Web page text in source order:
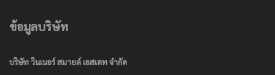
ข้อมูลบริษัท
บริษัท วินเนอร์ สมายล์ เอสเตท จำกัด